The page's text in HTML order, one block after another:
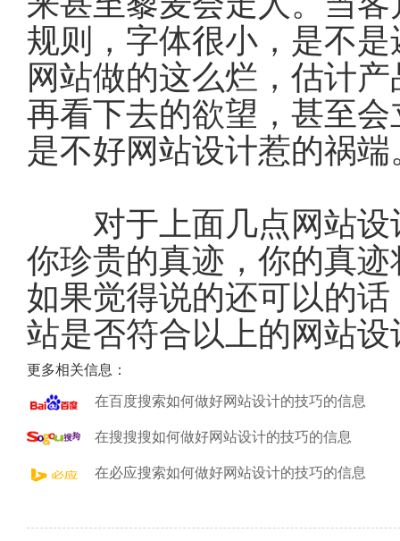
规则，字体很小，是不
网站做的这么烂，估计
再看下去的欲望，甚至
是不好网站设计惹的祸端
对于上面几点网站设
你珍贵的真迹，你的真
如果觉得说的还可以的
站是否符合以上的网站
更多相关信息：
在百度搜索如何做好网站设计的技巧的信息
在搜搜搜如何做好网站设计的技巧的信息
在必应搜索如何做好网站设计的技巧的信息